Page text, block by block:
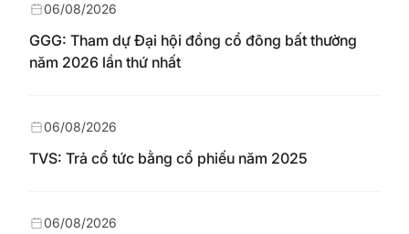
ngày 04/08/2026
GGG: Tham dự Đại hội đồng cổ đông bất thường
năm 2026 lần thứ nhất
06/08/2026
TVS: Trả cổ tức bằng cổ phiếu năm 2025
06/08/2026
06/08/2026